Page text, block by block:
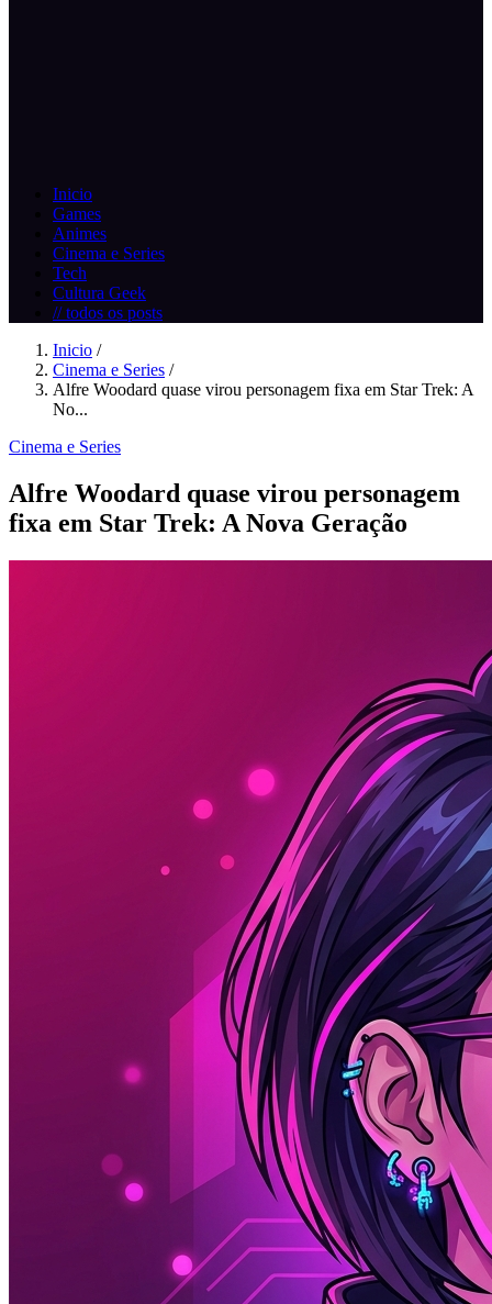
Inicio
Games
Animes
Cinema e Series
Tech
Cultura Geek
// todos os posts
Inicio /
Cinema e Series /
Alfre Woodard quase virou personagem fixa em Star Trek: A
No...
Cinema e Series
Alfre Woodard quase virou personagem
fixa em Star Trek: A Nova Geração